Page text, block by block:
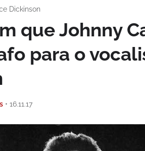
Dickinson
que Johnny
para o
• 16.11.17